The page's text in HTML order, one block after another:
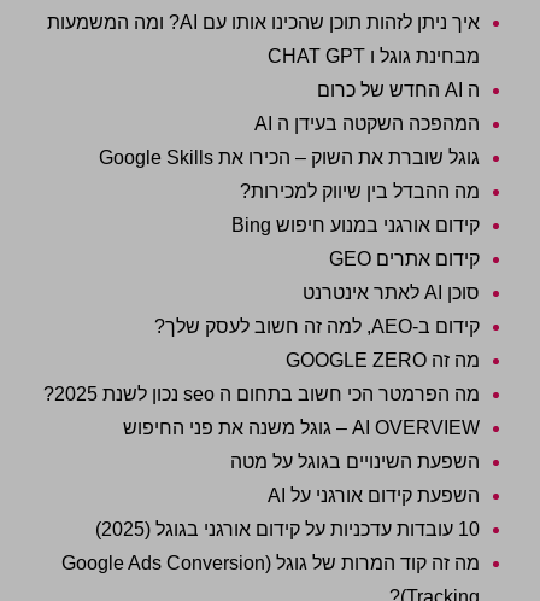
איך ניתן לזהות תוכן שהכינו אותו עם AI? ומה המשמעות
מבחינת גוגל ו CHAT GPT
ה AI החדש של כרום
המהפכה השקטה בעידן ה AI
גוגל שוברת את השוק – הכירו את Google Skills
מה ההבדל בין שיווק למכירות?
קידום אורגני במנוע חיפוש Bing
קידום אתרים GEO
סוכן AI לאתר אינטרנט
קידום ב-AEO, למה זה חשוב לעסק שלך?
מה זה GOOGLE ZERO
מה הפרמטר הכי חשוב בתחום ה seo נכון לשנת 2025?
AI OVERVIEW – גוגל משנה את פני החיפוש
השפעת השינויים בגוגל על מטה
השפעת קידום אורגני על AI
10 עובדות עדכניות על קידום אורגני בגוגל (2025)
מה זה קוד המרות של גוגל (Google Ads Conversion
Tracking)?